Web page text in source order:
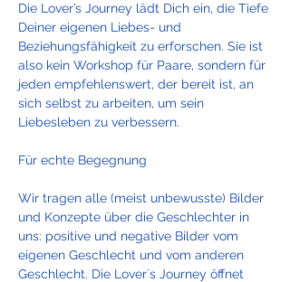
Die Lover’s Journey lädt Dich ein, die Tiefe
Deiner eigenen Liebes- und
Beziehungsfähigkeit zu erforschen. Sie ist
also kein Workshop für Paare, sondern für
jeden empfehlenswert, der bereit ist, an
sich selbst zu arbeiten, um sein
Liebesleben zu verbessern.
Wir tragen alle (meist unbewusste) Bilder
und Konzepte über die Geschlechter in
uns: positive und negative Bilder vom
eigenen Geschlecht und vom anderen
Geschlecht. Die Lover`s Journey öffnet